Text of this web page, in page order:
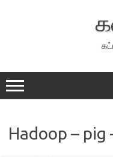
Hadoop – pig